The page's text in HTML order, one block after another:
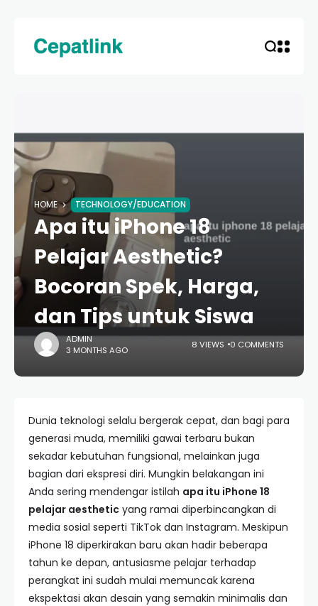
HOME TECHNOLOGY/EDUCATION
Apa itu iPhone 18
Pelajar Aesthetic?
Bocoran Spek, Harga,
dan Tips untuk Siswa
ADMIN
3 MONTHS AGO
8 VIEWS 0 COMMENTS
Dunia teknologi selalu bergerak cepat, dan bagi para
generasi muda, memiliki gawai terbaru bukan
sekadar kebutuhan fungsional, melainkan juga
bagian dari ekspresi diri. Mungkin belakangan ini
Anda sering mendengar istilah apa itu iPhone 18
pelajar aesthetic yang ramai diperbincangkan di
media sosial seperti TikTok dan Instagram. Meskipun
iPhone 18 diperkirakan baru akan hadir beberapa
tahun ke depan, antusiasme pelajar terhadap
perangkat ini sudah mulai memuncak karena
ekspektasi akan desain yang semakin minimalis dan